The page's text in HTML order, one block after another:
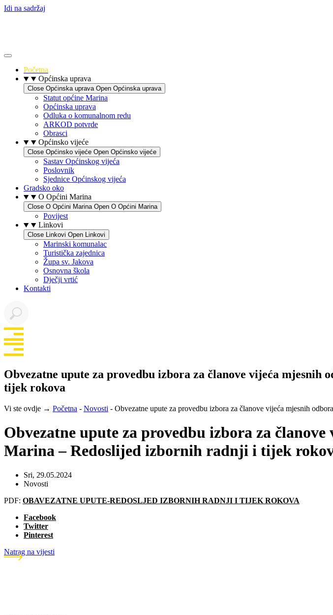
Idi na sadržaj
Početna
Općinska uprava
Close Općinska uprava Open Općinska uprava
Statut općine Marina
Općinska uprava
Odluka o komunalnom redu
ARKOD potvrde
Obrasci
Općinsko vijeće
Close Općinsko vijeće Open Općinsko vijeće
Sastav Općinskog vijeća
Poslovnik
Sjednice Općinskog vijeća
Gradsko oko
O Općini Marina
Close O Općini Marina Open O Općini Marina
Povijest
Linkovi
Close Linkovi Open Linkovi
Marinski komunalac
Turistička zajednica
Župa sv. Jakova
Osnovna škola
Dječji vrtić
Kontakti
Obvezatne upute za provedbu izbora za članove vijeća
tijek rokova
Vi ste ovdje → Početna - Novosti - Obvezatne upute za provedbu izbora za članove vijeća mjesnih
Obvezatne upute za provedbu izbora za
Marina – Redoslijed izbornih radnji i tijek
Sri, 29.05.2024
Novosti
PDF: OBAVEZATNE UPUTE-REDOSLJED IZBORNIH RADNJI I TIJEK ROKOVA
Facebook
Twitter
Pinterest
Natrag na vijesti